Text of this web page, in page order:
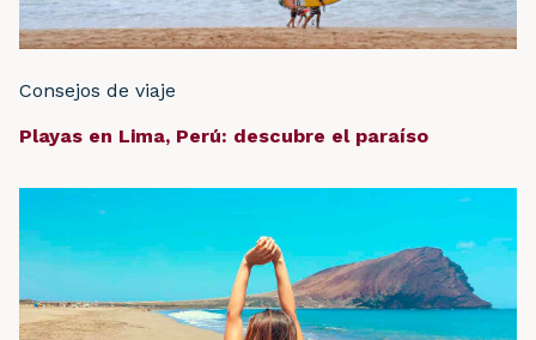
Consejos de viaje
Playas en Lima, Perú: descubre el paraíso